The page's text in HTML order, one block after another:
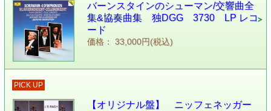
バーンスタインのシューマン/交響曲全
集&協奏曲集 独DGG 3730 LP レコ
ード
価格： 33,000円(税込)
PICK UP
【オリジナル盤】 ニッフェネッガー